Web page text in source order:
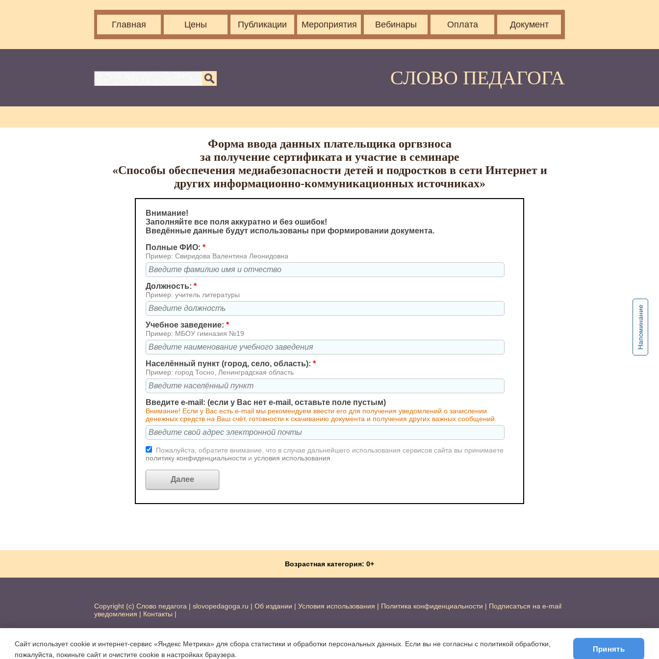
Главная Цены Публикации Мероприятия Вебинары Оплата Документ
СЛОВО ПЕДАГОГА
Напоминание
Форма ввода данных плательщика оргвзноса
за получение сертификата и участие в семинаре
«Способы обеспечения медиабезопасности детей и подростков в сети Интернет и
других информационно-коммуникационных источниках»
Внимание!
Заполняйте все поля аккуратно и без ошибок!
Введённые данные будут использованы при формировании документа.
Полные ФИО: *
Пример: Свиридова Валентина Леонидовна
Должность: *
Пример: учитель литературы
Учебное заведение: *
Пример: МБОУ гимназия №19
Населённый пункт (город, село, область): *
Пример: город Тосно, Ленинградская область
Введите e-mail: (если у Вас нет e-mail, оставьте поле пустым)
Внимание! Если у Вас есть e-mail мы рекомендуем ввести его для получения уведомлений о зачислении
денежных средств на Ваш счёт, готовности к скачиванию документа и получения других важных сообщений.
Пожалуйста, обратите внимание, что в случае дальнейшего использования сервисов сайта вы принимаете
политику конфиденциальности и условия использования
Возрастная категория: 0+
Copyright (c) Слово педагога | slovopedagoga.ru | Об издании | Условия использования | Политика конфиденциальности | Подписаться на e-mail
уведомления | Контакты |
Сайт использует cookie и интернет-сервис «Яндекс Метрика» для сбора статистики и обработки персональных данных. Если вы не согласны с политикой обработки,
пожалуйста, покиньте сайт и очистите cookie в настройках браузера.
Принять